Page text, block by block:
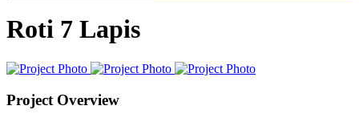
Roti 7 Lapis
Project Overview